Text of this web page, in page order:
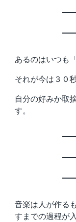
あるのはいつも
それが今は３０
自分の好みか取
す。
音楽は人が作る
すまでの過程が